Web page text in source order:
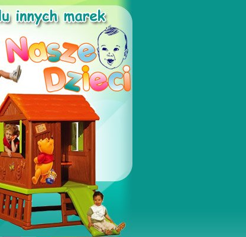
PLACE ZABAW, SALE ZABAW, KLUBY